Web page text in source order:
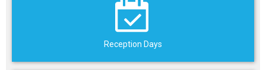
Reception Days